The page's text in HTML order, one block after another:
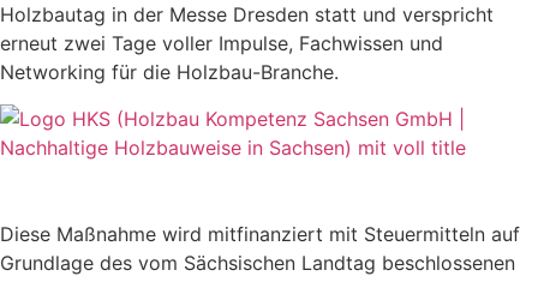
Holzbautag in der Messe Dresden statt und verspricht
erneut zwei Tage voller Impulse, Fachwissen und
Networking für die Holzbau-Branche.
Diese Maßnahme wird mitfinanziert mit Steuermitteln auf
Grundlage des vom Sächsischen Landtag beschlossenen